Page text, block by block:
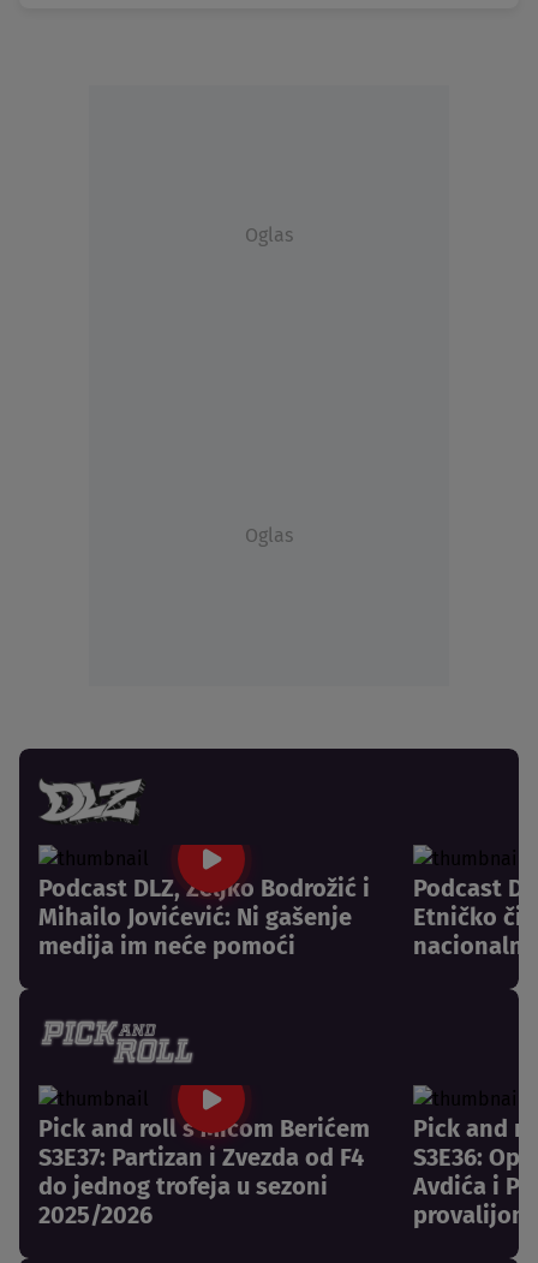
Oglas
Oglas
Podcast DLZ, Željko Bodrožić i
Mihailo Jovićević: Ni gašenje
medija im neće pomoći
Podcast
Etničko
nacionalni
Pick and roll s Mićom Berićem
S3E37: Partizan i Zvezda od F4
do jednog trofeja u sezoni
2025/2026
Pick and
S3E36:
Avdića i
provalijom